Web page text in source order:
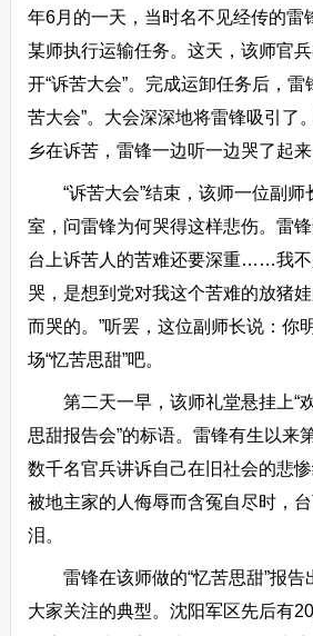
年6月的一天，当时名不见经传的雷
某师执行运输任务。这天，该师官
开“诉苦大会”。完成运卸任务后，雷
苦大会”。大会深深地将雷锋吸引了
乡在诉苦，雷锋一边听一边哭了起
“诉苦大会”结束，该师一位副师
室，问雷锋为何哭得这样悲伤。雷
台上诉苦人的苦难还要深重……我不
哭，是想到党对我这个苦难的放猪
而哭的。”听罢，这位副师长说：你
场“忆苦思甜”吧。
第二天一早，该师礼堂悬挂上“
思甜报告会”的标语。雷锋有生以来
数千名官兵讲诉自己在旧社会的悲
被地主家的人侮辱而含冤自尽时，
泪。
雷锋在该师做的“忆苦思甜”报告
大家关注的典型。沈阳军区先后有